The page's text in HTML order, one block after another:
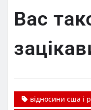
Вас
відносини сша і